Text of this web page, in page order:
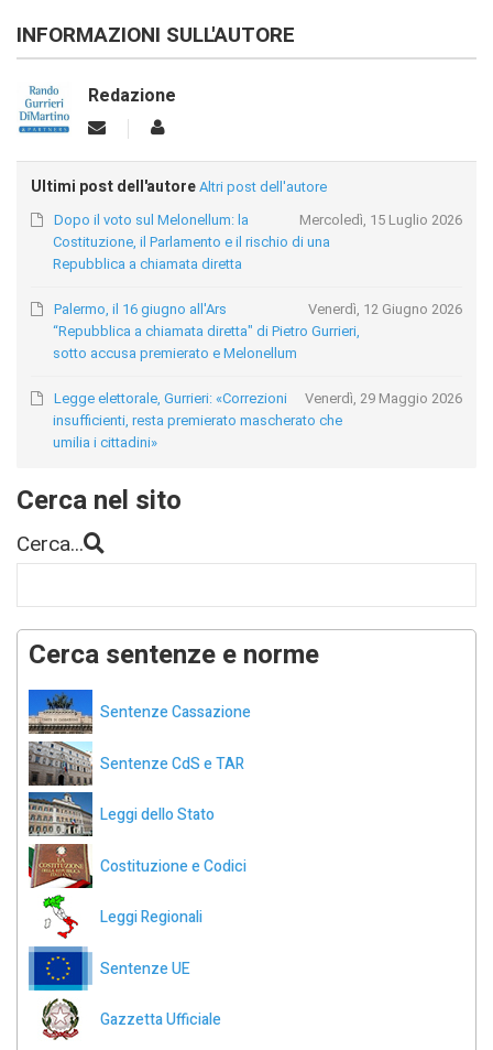
INFORMAZIONI SULL'AUTORE
Redazione
Ultimi post dell'autore Altri post dell'autore
Mercoledì, 15 Luglio 2026
Dopo il voto sul Melonellum: la
Costituzione, il Parlamento e il rischio di una
Repubblica a chiamata diretta
Venerdì, 12 Giugno 2026
Palermo, il 16 giugno all'Ars
“Repubblica a chiamata diretta" di Pietro Gurrieri,
sotto accusa premierato e Melonellum
Venerdì, 29 Maggio 2026
Legge elettorale, Gurrieri: «Correzioni
insufficienti, resta premierato mascherato che
umilia i cittadini»
Cerca nel sito
Cerca...
Cerca sentenze e norme
Sentenze Cassazione
Sentenze CdS e TAR
Leggi dello Stato
Costituzione e Codici
Leggi Regionali
Sentenze UE
Gazzetta Ufficiale